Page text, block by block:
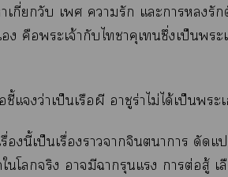
เกี่วับ เ ารัก แะารั
คือะเจ้ากับไาคุเนซึ่งเป็นะ
แว่าเป็นเรือผี าชูร่าไม่ได้เป็นะ
องนี้เป็นเรื่องาาจินตนาการ ดัดแ
โจริง ามีารุนแรง าต่อสู้